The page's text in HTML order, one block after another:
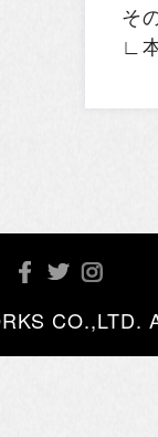
そ
∟
CO.,LTD.